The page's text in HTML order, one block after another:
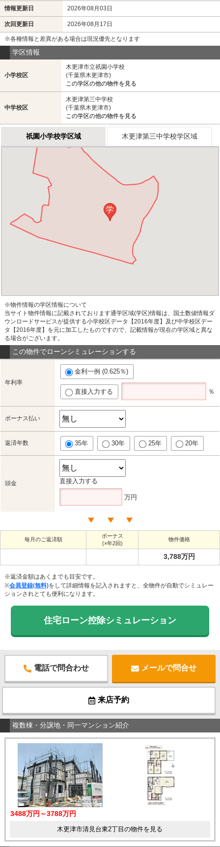
情報更新日 2026年08月03日
次回更新日 2026年08月17日
※各種情報と差異がある場合は現況優先となります
学区情報
小学校区
木更津市立祇園小学校
(千葉県木更津市)
この学区の他の物件を見る
中学校区
木更津第三中学校
(千葉県木更津市)
この学区の他の物件を見る
祇園小学校学区域 木更津第三中学校学区域
学
※物件情報の学区情報について
当サイト物件情報に記載されております通学区域(学区)情報は、国土数値情報ダ
ウンロードサービスが提供する小学校区データ【2016年度】及び中学校区デー
タ【2016年度】を元に加工したものですので、記載情報が現在の学区域と異な
る場合がございます。
この物件でローンシミュレーションする
年利率
金利一例 (0.625％)
直接入力する ％
ボーナス払い
返済年数 35年 30年 25年 20年
頭金 直接入力する
万円
毎月のご返済額
ボーナス
(×年2回)
物件価格
3,788万円
※返済金額はあくまでも目安です。
※会員登録(無料)をして詳細情報を記入されますと、全物件が自動でシミュレー
ションされとても便利になります。
住宅ローン控除シミュレーション
電話で問合わせ メールで問合せ
来店予約
複数棟・分譲地・同一マンション紹介
3488万円～3788万円
木更津市清見台東2丁目の物件を見る